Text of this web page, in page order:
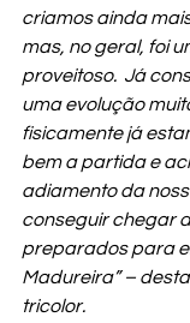
criamos ainda
mas, no geral, foi
proveitoso.  Já
uma evolução
fisicamente já
bem a partida e
adiamento da
conseguir chegar
preparados para
Madureira” –
tricolor.